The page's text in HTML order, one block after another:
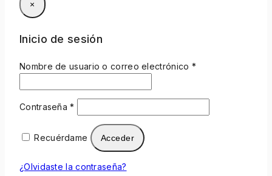
×
Inicio de sesión
Nombre de usuario o correo electrónico *
Contraseña*
Recuérdame Acceder
¿Olvidaste la contraseña?